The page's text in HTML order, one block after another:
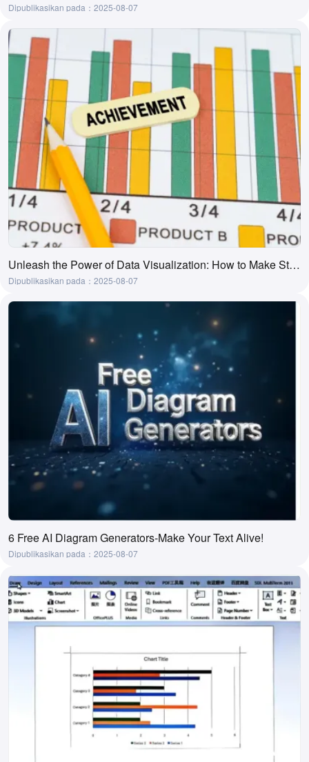
Dipublikasikan pada：2025-08-07
Unleash the Power of Data Visualization: How to Make Stunning Charts in Word.
Dipublikasikan pada：2025-08-07
6 Free AI Diagram Generators-Make Your Text Alive!
Dipublikasikan pada：2025-08-07